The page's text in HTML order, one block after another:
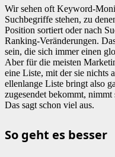
Wir sehen oft Keyword-
Suchbegriffe stehen, zu
Position sortiert oder nach
Ranking-Veränderungen.
sein, die sich immer einen
Aber für die meisten
eine Liste, mit der sie nichts
ellenlange Liste bringt also
zugesendet bekommt,
Das sagt schon viel aus.
So geht es besser